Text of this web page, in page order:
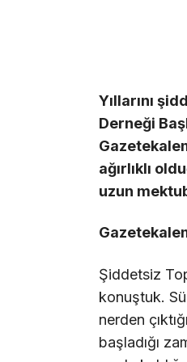
Yıllarını
Derneği
ağırlıklı
uzun
Şiddetsiz
konuştuk.
nerden
başladığı